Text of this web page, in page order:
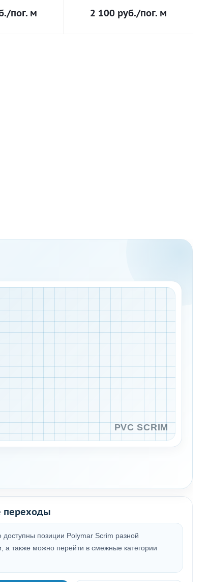
/пог. м 2 100 руб./пог. м
переходы
доступны позиции Polymar Scrim разной
а также можно перейти в смежные категории